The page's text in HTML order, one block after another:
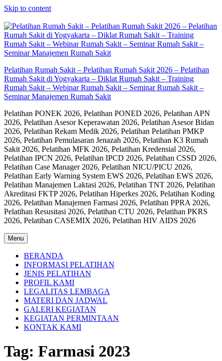
Skip to content
Pelatihan Rumah Sakit – Pelatihan Rumah Sakit 2026 – Pelatihan
Rumah Sakit di Yogyakarta – Diklat Rumah Sakit – Training
Rumah Sakit – Webinar Rumah Sakit – Seminar Rumah Sakit –
Seminar Manajemen Rumah Sakit
Pelatihan PONEK 2026, Pelatihan PONED 2026, Pelatihan APN
2026, Pelatihan Asesor Keperawatan 2026, Pelatihan Asesor Bidan
2026, Pelatihan Rekam Medik 2026, Pelatihan Pelatihan PMKP
2026, Pelatihan Pemulasaran Jenazah 2026, Pelatihan K3 Rumah
Sakit 2026, Pelatihan MFK 2026, Pelatihan Kredensial 2026,
Pelatihan IPCN 2026, Pelatihan IPCD 2026, Pelatihan CSSD 2026,
Pelatihan Case Manager 2026, Pelatihan NICU/PICU 2026,
Pelatihan Early Warning System EWS 2026, Pelatihan EWS 2026,
Pelatihan Manajemen Laktasi 2026, Pelatihan TNT 2026, Pelatihan
Akreditasi FKTP 2026, Pelatihan Hiperkes 2026, Pelatihan Koding
2026, Pelatihan Manajemen Farmasi 2026, Pelatihan PPRA 2026,
Pelatihan Resusitasi 2026, Pelatihan CTU 2026, Pelatihan PKRS
2026, Pelatihan CASEMIX 2026, Pelatihan HIV AIDS 2026
Menu
BERANDA
INFORMASI PELATIHAN
JENIS PELATIHAN
PROFIL KAMI
LEGALITAS LEMBAGA
MATERI DAN JADWAL
GALERI KEGIATAN
KEGIATAN PERMINTAAN
KONTAK KAMI
Tag: Farmasi 2023